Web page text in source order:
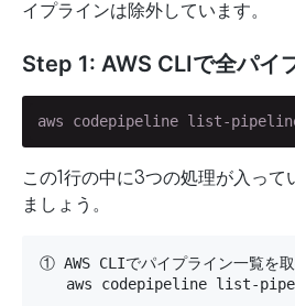
イプラインは除外しています。
Step 1: AWS CLIで全パイ
aws codepipeline list-
この1行の中に3つの処理が入って
ましょう。
① AWS CLIでパイプライン一覧を
aws codepipeline list-